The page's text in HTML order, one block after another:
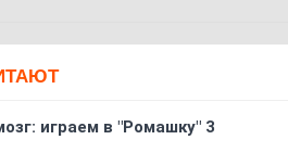
играем в "Ромашку" 3